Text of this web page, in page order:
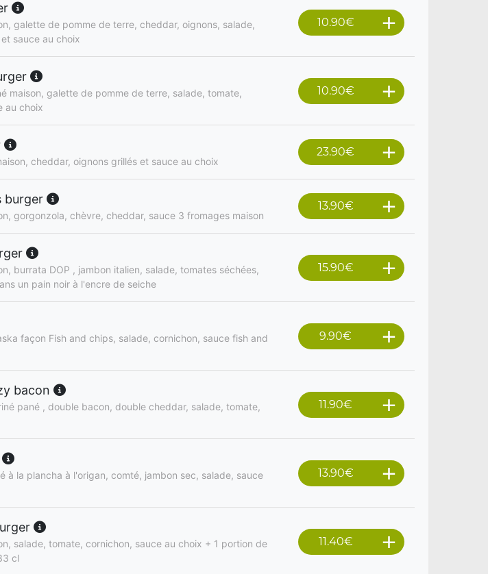
galette de pomme de terre, cheddar, oignons, salade,
sauce au choix
10.90€
maison, galette de pomme de terre, salade, tomate,
au choix
10.90€
cheddar, oignons grillés et sauce au choix
23.90€
burger
gorgonzola, chèvre, cheddar, sauce 3 fromages maison
13.90€
burrata DOP , jambon italien, salade, tomates séchées,
un pain noir à l'encre de seiche
15.90€
façon Fish and chips, salade, cornichon, sauce fish and
9.90€
bacon
pané , double bacon, double cheddar, salade, tomate,
11.90€
à la plancha à l'origan, comté, jambon sec, salade, sauce
13.90€
salade, tomate, cornichon, sauce au choix + 1 portion de
cl
11.40€